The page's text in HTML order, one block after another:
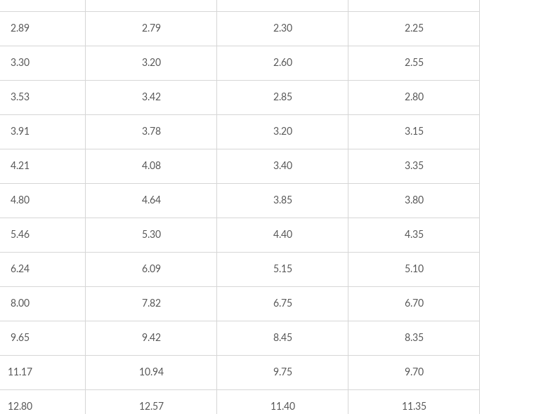
2.89 2.79 2.30 2.25
3.30 3.20 2.60 2.55
3.53 3.42 2.85 2.80
3.91 3.78 3.20 3.15
4.21 4.08 3.40 3.35
4.80 4.64 3.85 3.80
5.46 5.30 4.40 4.35
6.24 6.09 5.15 5.10
8.00 7.82 6.75 6.70
9.65 9.42 8.45 8.35
11.17 10.94 9.75 9.70
12.80 12.57 11.40 11.35